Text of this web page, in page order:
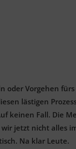
oder Vorgehen
lästigen
keinen Fall. Die
jetzt nicht alles
Na klar Leute.